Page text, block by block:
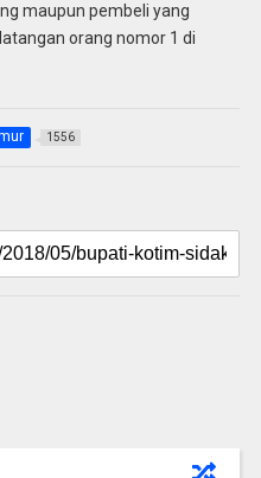
maupun pembeli yang
orang nomor 1 di
1556